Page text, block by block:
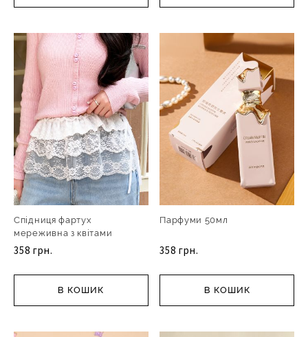
Спідниця фартух
мереживна з квітами
358 грн.
В КОШИК
Парфуми 50мл
358 грн.
В КОШИК